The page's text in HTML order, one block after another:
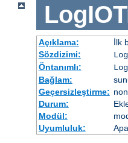
Açıklama:
İlk
Sözdizimi:
Öntanımlı:
Bağlam:
Geçersizleştirme:
Durum:
Modül:
Uyumluluk: